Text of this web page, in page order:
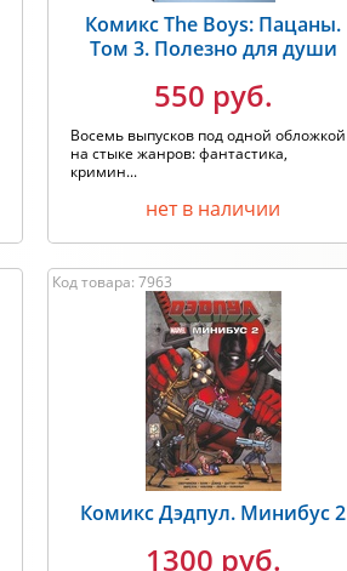
Комикс The Boys: Пацаны.
Том 3. Полезно для души
550 руб.
Восемь выпусков под одной обложкой
на стыке жанров: фантастика,
кримин...
нет в наличии
Код товара: 7963
Комикс Дэдпул. Минибус 2
1300 руб.